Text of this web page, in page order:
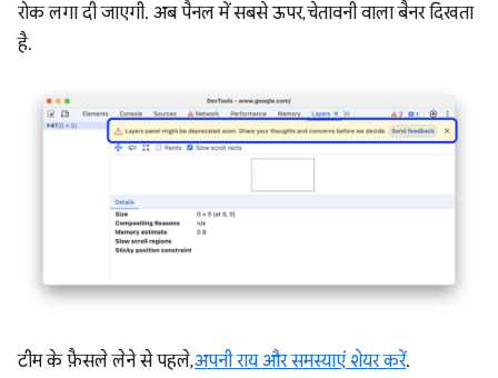
रोक लगा दी जाएगी. अब पैनल में सबसे ऊपर, चेतावनी वाला बैनर दिखता
है.
टीम के फ़ैसले लेने से पहले,अपनी राय और समस्याएं शेयर करें.